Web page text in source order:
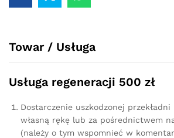
2008
Towar / Usługa
Usługa regeneracji 500 zł
Dostarczenie uszkodzonej
własną rękę lub za pośrednictwem
(należy o tym wspomnieć w